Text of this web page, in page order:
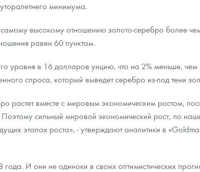
минимума.
высокому отношению золото-серебро более
равен 60 пунктам.
уровня в 16 долларов унцию, что на 2% меньше, чем
спроса, который выведет серебро из-под тени
растет вместе с мировым экономическим ростом,
сильный мировой экономический рост, по
этапах роста», - утверждают аналитики в
И они не одиноки в своих оптимистических